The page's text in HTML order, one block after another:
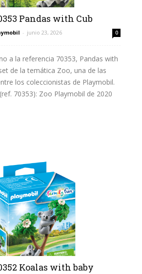
Pandas with Cub
- junio 23, 2026 0
a la referencia 70353, Pandas with
de la temática Zoo, una de las
los coleccionistas de Playmobil.
70353): Zoo Playmobil de 2020
Koalas with baby